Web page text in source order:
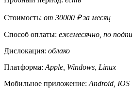
Стоимость: от 30000 ₽ за месяц
Способ оплаты: ежемесячно, по
Дислокация: облако
Платформа: Apple, Windows, Linux
Мобильное приложение: Android, IOS